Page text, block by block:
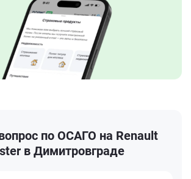
по ОСАГО на Renault
в Димитровграде